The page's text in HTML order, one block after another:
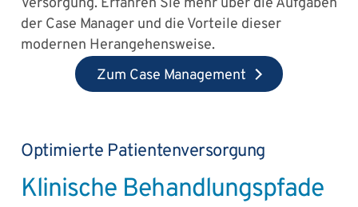
Versorgung. Erfahren Sie mehr über die Aufgaben
der Case Manager und die Vorteile dieser
modernen Herangehensweise.
Zum Case Management
Optimierte Patientenversorgung
Klinische Behandlungspfade